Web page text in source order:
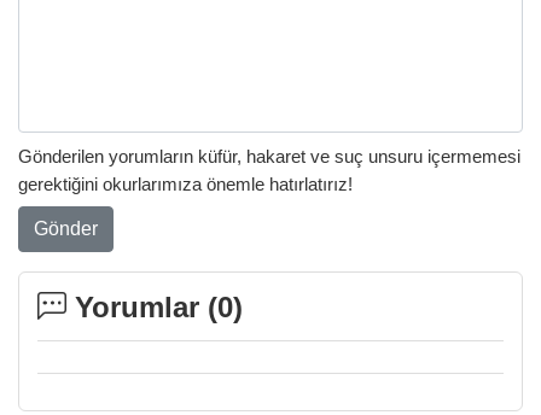
Gönderilen yorumların küfür, hakaret ve suç unsuru içermemesi
gerektiğini okurlarımıza önemle hatırlatırız!
Gönder
Yorumlar (0)